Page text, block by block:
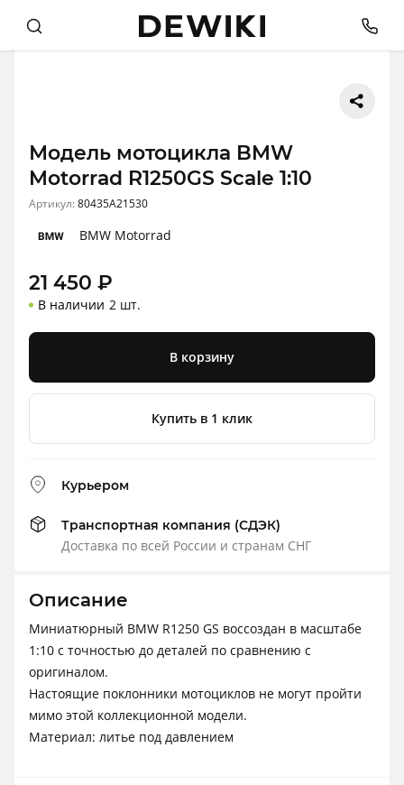
Модель мотоцикла BMW
Motorrad R1250GS Scale 1:10
Артикул:80435A21530
BMW Motorrad
21 450 ₽
В наличии 2 шт.
В корзину
Купить в 1 клик
Курьером
Транспортная компания (СДЭК)
Доставка по всей России и странам СНГ
Описание
Миниатюрный BMW R1250 GS воссоздан в масштабе
1:10 с точностью до деталей по сравнению с
оригиналом.
Настоящие поклонники мотоциклов не могут пройти
мимо этой коллекционной модели.
Материал: литье под давлением